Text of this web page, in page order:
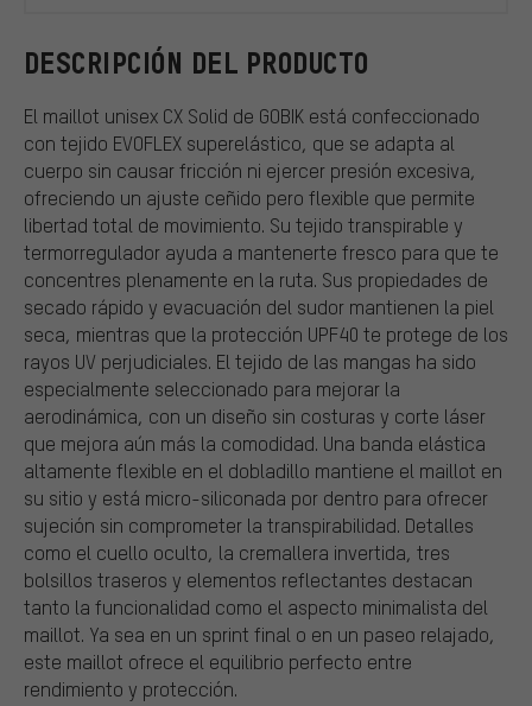
DESCRIPCIÓN DEL PRODUCTO
El maillot unisex CX Solid de GOBIK está confeccionado
con tejido EVOFLEX superelástico, que se adapta al
cuerpo sin causar fricción ni ejercer presión excesiva,
ofreciendo un ajuste ceñido pero flexible que permite
libertad total de movimiento. Su tejido transpirable y
termorregulador ayuda a mantenerte fresco para que te
concentres plenamente en la ruta. Sus propiedades de
secado rápido y evacuación del sudor mantienen la piel
seca, mientras que la protección UPF40 te protege de los
rayos UV perjudiciales. El tejido de las mangas ha sido
especialmente seleccionado para mejorar la
aerodinámica, con un diseño sin costuras y corte láser
que mejora aún más la comodidad. Una banda elástica
altamente flexible en el dobladillo mantiene el maillot en
su sitio y está micro-siliconada por dentro para ofrecer
sujeción sin comprometer la transpirabilidad. Detalles
como el cuello oculto, la cremallera invertida, tres
bolsillos traseros y elementos reflectantes destacan
tanto la funcionalidad como el aspecto minimalista del
maillot. Ya sea en un sprint final o en un paseo relajado,
este maillot ofrece el equilibrio perfecto entre
rendimiento y protección.